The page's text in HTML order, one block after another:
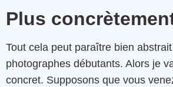
Plus
Tout cela peut paraître bien
photographes débutants. Alors je
concret. Supposons que vous